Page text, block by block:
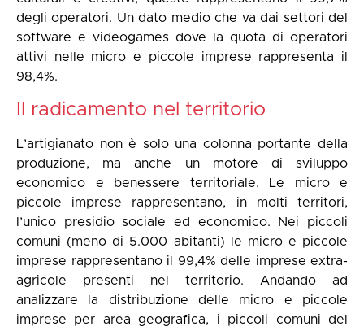
degli operatori. Un dato medio che va dai settori del
software e videogames dove la quota di operatori
attivi nelle micro e piccole imprese rappresenta il
98,4%.
Il radicamento nel territorio
L’artigianato non è solo una colonna portante della
produzione, ma anche un motore di sviluppo
economico e benessere territoriale. Le micro e
piccole imprese rappresentano, in molti territori,
l’unico presidio sociale ed economico. Nei piccoli
comuni (meno di 5.000 abitanti) le micro e piccole
imprese rappresentano il 99,4% delle imprese extra-
agricole presenti nel territorio. Andando ad
analizzare la distribuzione delle micro e piccole
imprese per area geografica, i piccoli comuni del